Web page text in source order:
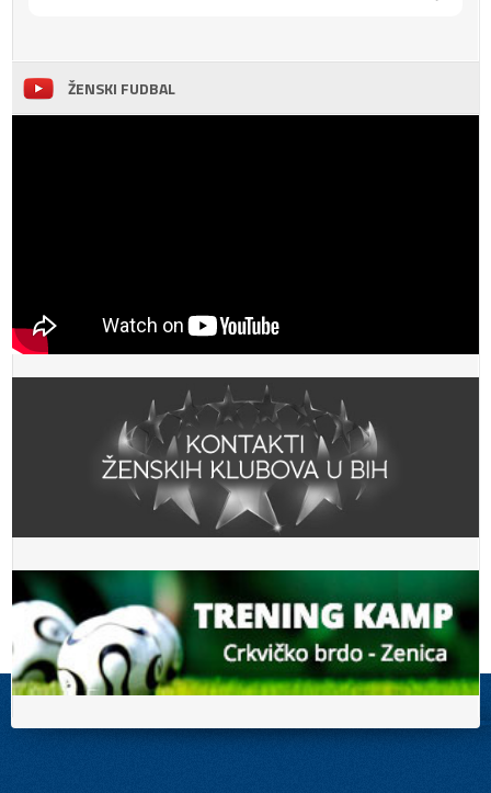
ŽENSKI FUDBAL